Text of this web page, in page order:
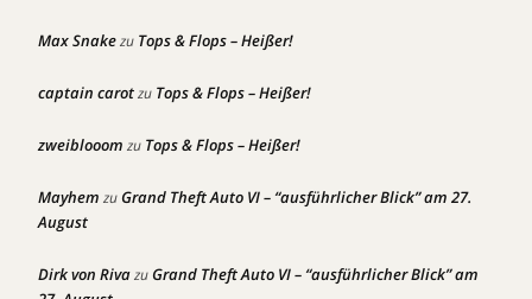
Max Snakezu Tops & Flops – Heißer!
captain carotzu Tops & Flops – Heißer!
zweiblooom zu Tops & Flops – Heißer!
Mayhem zuGrand Theft Auto VI – “ausführlicher Blick” am 27.
August
Dirk von RivazuGrand Theft Auto VI – “ausführlicher Blick” am